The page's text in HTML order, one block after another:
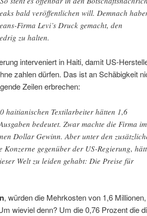
bald veröffentlichen will. Demnach
Firma Levi’s Druck gemacht, den
zu halten.
interveniert in Haiti, damit US-
zahlen dürfen. Das ist an Schäbigkeit
Zeilen erbrechen:
haitianischen Textilarbeiter hätten 1,6
bedeutet. Zwar machte die Firma im
Dollar Gewinn. Aber unter den
Konzerne gegenüber der US-Regierung,
Welt zu leiden gehabt: Die Preise für
, würden die Mehrkosten von 1,6
wieviel denn? Um die 0,76 Prozent die